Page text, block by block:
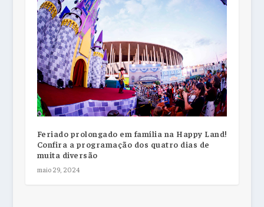
Feriado prolongado em família na Happy Land!
Confira a programação dos quatro dias de
muita diversão
maio 29, 2024